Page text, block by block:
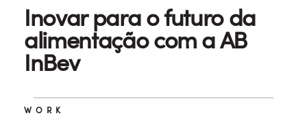
Inovar para o futuro da
alimentação com a AB
InBev
WORK